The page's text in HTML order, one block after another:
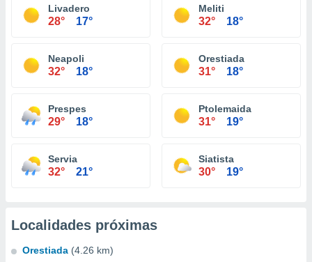
Livadero
28° 17°
Meliti
32° 18°
Neapoli
32° 18°
Orestiada
31° 18°
Prespes
29° 18°
Ptolemaida
31° 19°
Servia
32° 21°
Siatista
30° 19°
Localidades próximas
Orestiada (4.26 km)